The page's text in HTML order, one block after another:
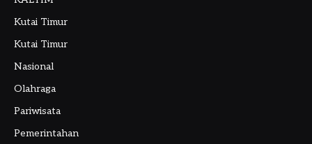
Kutai Timur
Kutai Timur
Nasional
Olahraga
Pariwisata
Pemerintahan